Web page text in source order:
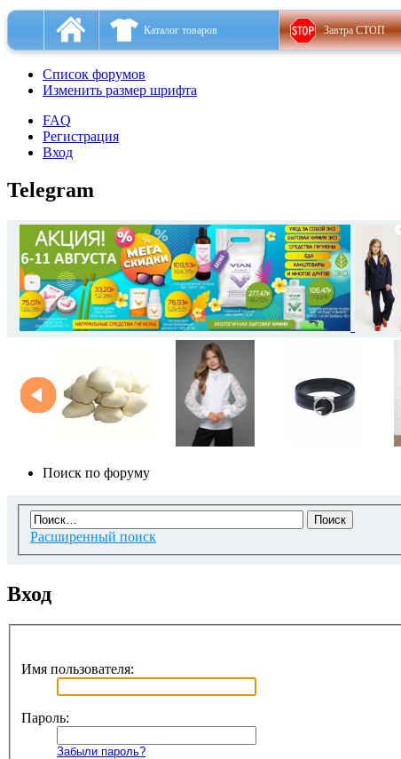
Каталог товаров Завтра СТОП
Список форумов
Изменить размер шрифта
FAQ
Регистрация
Вход
Telegram
Поиск по форуму
Расширенный поиск
Вход
Имя пользователя:
Пароль:
Забыли пароль?